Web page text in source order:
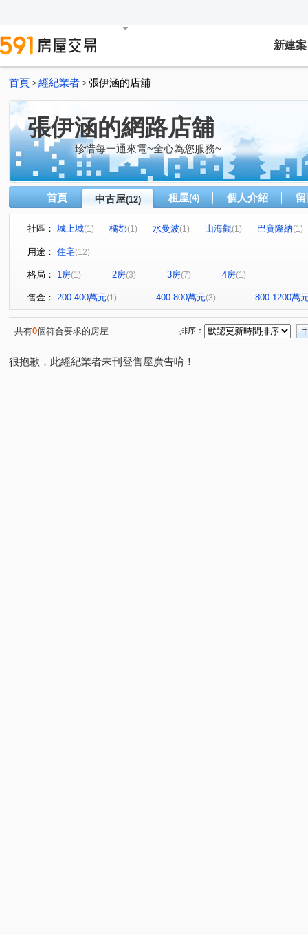
新建案
首頁 > 經紀業者 > 張伊涵的店舖
張伊涵的網路店舖
珍惜每一通來電~全心為您服務~
首頁 中古屋(12) 租屋(4) 個人介紹
社區： 城上城(1) 橘郡(1) 水曼波(1) 山海觀(1) 巴賽隆納(1)
龍騰大地
樂利二街
深溪路
用途： 住宅(12)
格局： 1房(1) 2房(3) 3房(7) 4房(1)
售金： 200-400萬元(1) 400-800萬元(3) 800-1200萬
共有0個符合要求的房屋 排序：
很抱歉，此經紀業者未刊登售屋廣告唷！